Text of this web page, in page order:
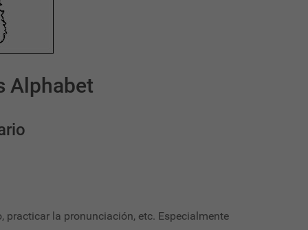
Alphabet
la pronunciación, etc. Especialmente